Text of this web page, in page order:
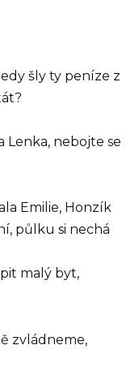
šly ty peníze z
Lenka, nebojte se
Emilie, Honzík
půlku si nechá
malý byt,
zvládneme,